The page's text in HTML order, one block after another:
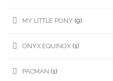
MY LITTLE PONY (9)
ONYX EQUINOX (1)
PACMAN (1)